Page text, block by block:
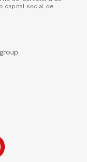
capital social de